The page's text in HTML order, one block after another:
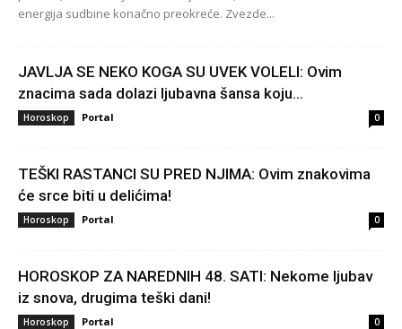
energija sudbine konačno preokreće. Zvezde...
JAVLJA SE NEKO KOGA SU UVEK VOLELI: Ovim
znacima sada dolazi ljubavna šansa koju...
Horoskop Portal 0
TEŠKI RASTANCI SU PRED NJIMA: Ovim znakovima
će srce biti u delićima!
Horoskop Portal 0
HOROSKOP ZA NAREDNIH 48. SATI: Nekome ljubav
iz snova, drugima teški dani!
Horoskop Portal 0